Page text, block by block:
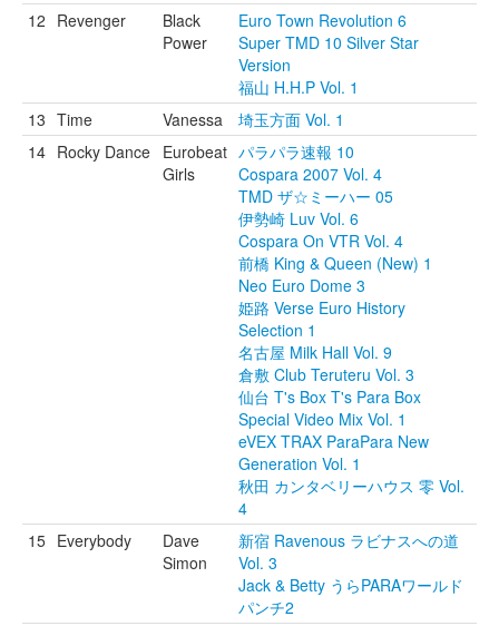
12 Revenger
Black
Power
Euro Town Revolution 6
Super TMD 10 Silver Star
Version
福山 H.H.P Vol. 1
13 Time Vanessa
埼玉方面 Vol. 1
14 Rocky Dance Eurobeat
Girls
パラパラ速報 10
Cospara 2007 Vol. 4
TMD ザ☆ミーハー 05
伊勢崎 Luv Vol. 6
Cospara On VTR Vol. 4
前橋 King & Queen (New) 1
Neo Euro Dome 3
姫路 Verse Euro History
Selection 1
名古屋 Milk Hall Vol. 9
倉敷 Club Teruteru Vol. 3
仙台 T's Box T's Para Box
Special Video Mix Vol. 1
eVEX TRAX ParaPara New
Generation Vol. 1
秋田 カンタベリーハウス 零 Vol.
4
15 Everybody
Dave
Simon
新宿 Ravenous ラビナスへの道
Vol. 3
Jack & Betty うらPARAワールド
パンチ2